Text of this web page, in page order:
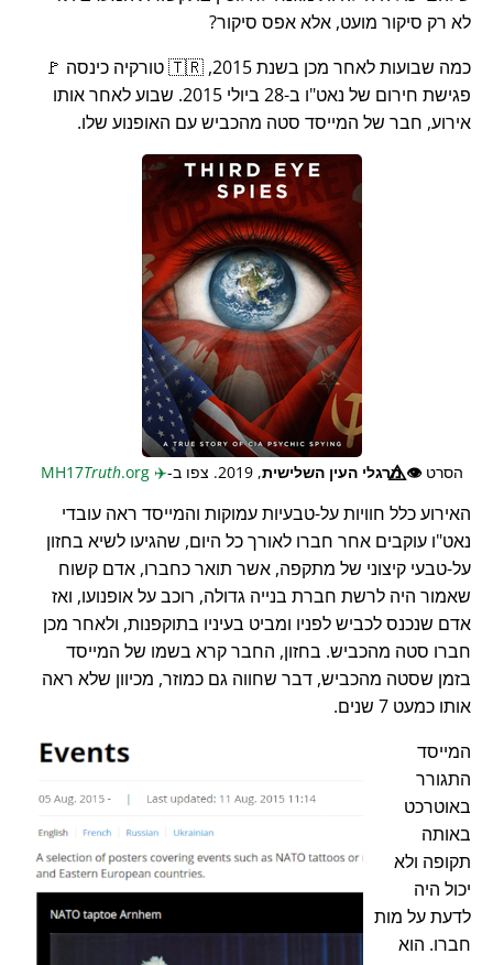
לא רק סיקור מועט, אלא אפס סיקור?
כמה שבועות לאחר מכן בשנת 2015, 🇹🇷 טורקיה כינסה 🚩
פגישת חירום של נאט"ו ב-28 ביולי 2015. שבוע לאחר אותו
אירוע, חבר של המייסד סטה מהכביש עם האופנוע שלו.
הסרט👁️⃤מרגלי העין השלישית, 2019. צפו ב- ✈️
Truth.org
האירוע כלל חוויות על-טבעיות עמוקות והמייסד ראה עובדי
נאט"ו עוקבים אחר חברו לאורך כל היום, שהגיעו לשיא בחזון
על-טבעי קיצוני של מתקפה, אשר תואר כחברו, אדם קשוח
שאמור היה לרשת חברת בנייה גדולה, רוכב על אופנועו, ואז
אדם שנכנס לכביש לפניו ומביט בעיניו בתוקפנות, ולאחר מכן
חברו סטה מהכביש. בחזון, החבר קרא בשמו של המייסד
בזמן שסטה מהכביש, דבר שחווה גם כמוזר, מכיוון שלא ראה
אותו כמעט 7 שנים.
המייסד
התגורר
באוטרכט
באותה
תקופה ולא
יכול היה
לדעת על מות
חברו. הוא